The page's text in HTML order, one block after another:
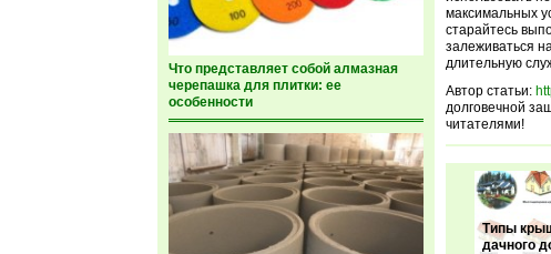
Что представляет собой алмазная
черепашка для плитки: ее
особенности
максимальных
старайтесь
залеживаться
длительную
Автор статьи:
долговечной
читателями!
Типы
дачного